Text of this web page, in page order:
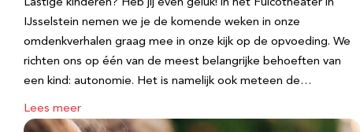
Lastige kinderen? Heb jij even geluk! in het Fulcotheater in
IJsselstein nemen we je de komende weken in onze
omdenkverhalen graag mee in onze kijk op de opvoeding. We
richten ons op één van de meest belangrijke behoeften van
een kind: autonomie. Het is namelijk ook meteen de…
Lees meer